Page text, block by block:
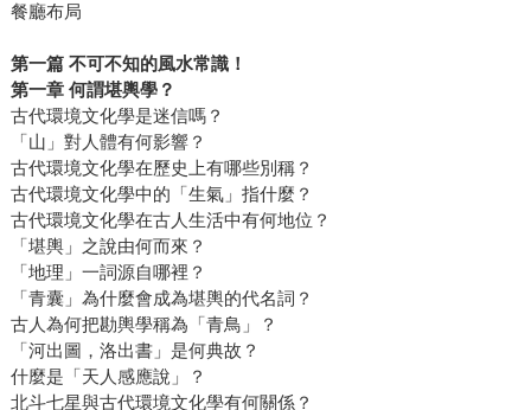
餐廳布局
第一篇 不可不知的風水常識！
第一章 何謂堪輿學？
古代環境文化學是迷信嗎？
「山」對人體有何影響？
古代環境文化學在歷史上有哪些別稱？
古代環境文化學中的「生氣」指什麼？
古代環境文化學在古人生活中有何地位？
「堪輿」之說由何而來？
「地理」一詞源自哪裡？
「青囊」為什麼會成為堪輿的代名詞？
古人為何把勘輿學稱為「青鳥」？
「河出圖，洛出書」是何典故？
什麼是「天人感應說」？
北斗七星與古代環境文化學有何關係？